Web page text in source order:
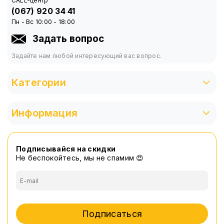
(067) 920 34 41
Пн - Вс 10:00 - 18:00
Задать вопрос
Задайте нам любой интересующий вас вопрос.
Категории
Информация
Подписывайся на скидки
Не беспокойтесь, мы не спамим 😍
Подписаться